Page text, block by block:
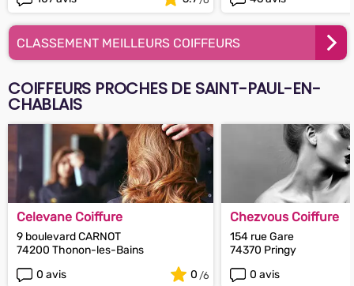
CLASSEMENT MEILLEURS COIFFEURS
COIFFEURS PROCHES DE SAINT-PAUL-EN-
CHABLAIS
Celevane Coiffure
9 boulevard CARNOT
74200 Thonon-les-Bains
0 avis
0
Chezvous Coiffure
154 rue Gare
74370 Pringy
0 avis